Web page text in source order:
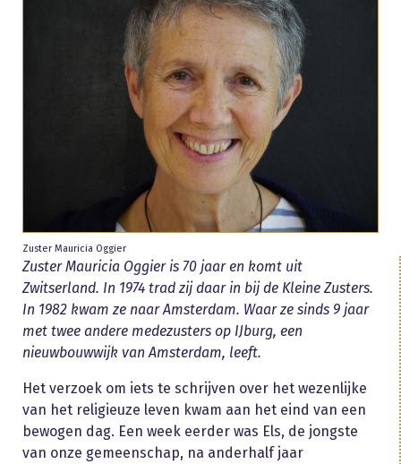
Zuster Mauricia Oggier
Zuster Mauricia Oggier is 70 jaar en komt uit
Zwitserland. In 1974 trad zij daar in bij de Kleine Zusters.
In 1982 kwam ze naar Amsterdam. Waar ze sinds 9 jaar
met twee andere medezusters op IJburg, een
nieuwbouwwijk van Amsterdam, leeft.
Het verzoek om iets te schrijven over het wezenlijke
van het religieuze leven kwam aan het eind van een
bewogen dag. Een week eerder was Els, de jongste
van onze gemeenschap, na anderhalf jaar